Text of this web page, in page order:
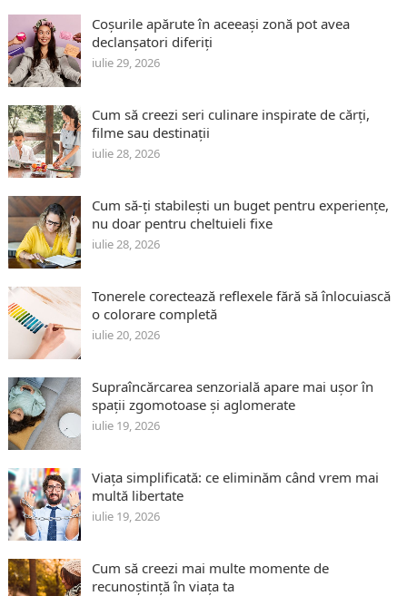
Coșurile apărute în aceeași zonă pot avea
declanșatori diferiți
iulie 29, 2026
Cum să creezi seri culinare inspirate de cărți,
filme sau destinații
iulie 28, 2026
Cum să-ți stabilești un buget pentru experiențe,
nu doar pentru cheltuieli fixe
iulie 28, 2026
Tonerele corectează reflexele fără să înlocuiască
o colorare completă
iulie 20, 2026
Supraîncărcarea senzorială apare mai ușor în
spații zgomotoase și aglomerate
iulie 19, 2026
Viața simplificată: ce eliminăm când vrem mai
multă libertate
iulie 19, 2026
Cum să creezi mai multe momente de
recunoștință în viața ta